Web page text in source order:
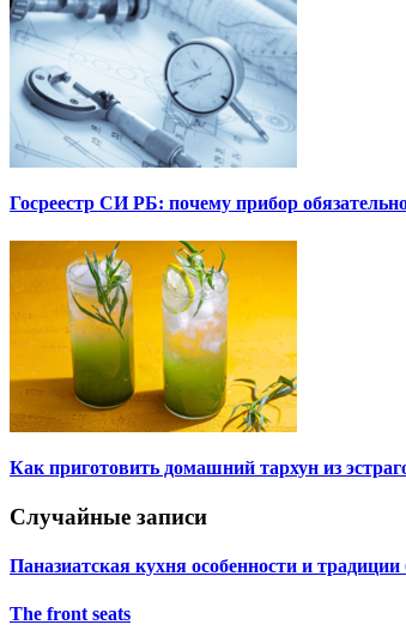
Госреестр СИ РБ: почему прибор
Как приготовить домашний тархун из
Случайные записи
Паназиатская кухня особенности и
The front seats